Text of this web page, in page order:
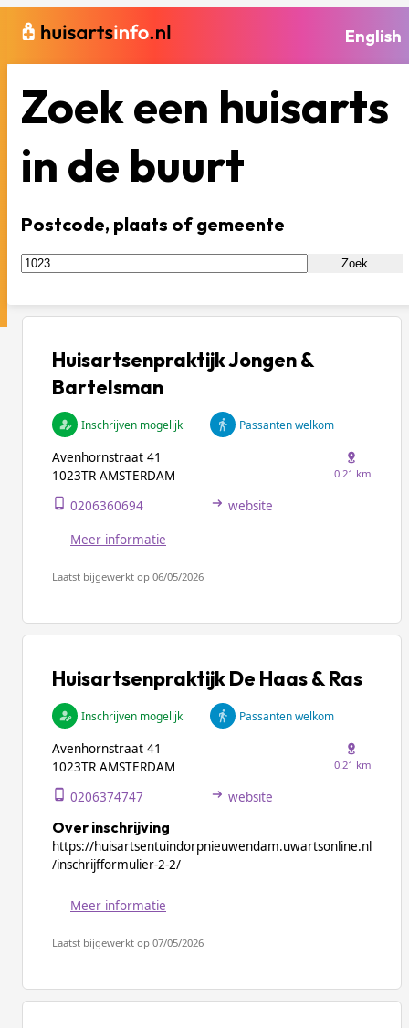
English
Zoek een huisarts
in de buurt
Postcode, plaats of gemeente
Zoek
Huisartsenpraktijk Jongen &
Bartelsman
Inschrijven mogelijk Passanten welkom
Avenhornstraat 41
1023TR AMSTERDAM
0.21 km
0206360694 website
Meer informatie
Laatst bijgewerkt op 06/05/2026
Huisartsenpraktijk De Haas & Ras
Inschrijven mogelijk Passanten welkom
Avenhornstraat 41
1023TR AMSTERDAM
0.21 km
0206374747 website
Over inschrijving
https://huisartsentuindorpnieuwendam.uwartsonline.nl
/inschrijfformulier-2-2/
Meer informatie
Laatst bijgewerkt op 07/05/2026